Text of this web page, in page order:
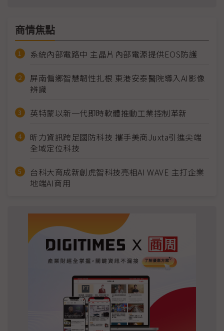
商情焦點
系統內部電路中 主晶片內部電源提供EOS防護
屏南偏鄉智慧韌性扎根 東港安泰醫院導入AI影像
辨識
英特蒙以新一代即時軟體推動工業控制革新
昕力資訊跨足國防科技 攜手美商Juxta引進尖端
全域定位科技
台科大育成新創虎智科技亮相AI WAVE 主打企業
地端AI商用